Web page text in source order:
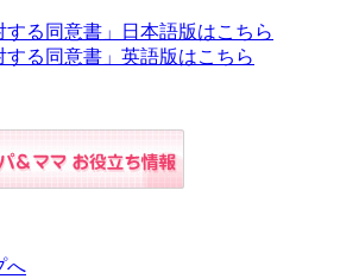
する同意書」日本語版はこちら
する同意書」英語版はこちら
へ